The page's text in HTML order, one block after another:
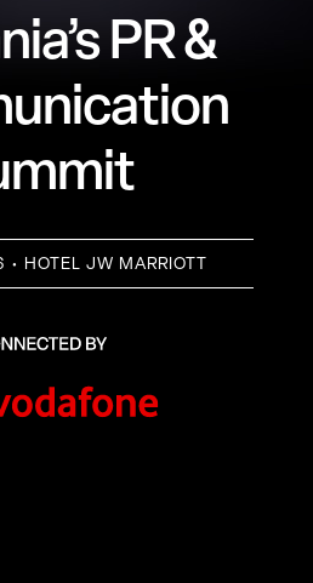
PR &
HOTEL JW MARRIOTT